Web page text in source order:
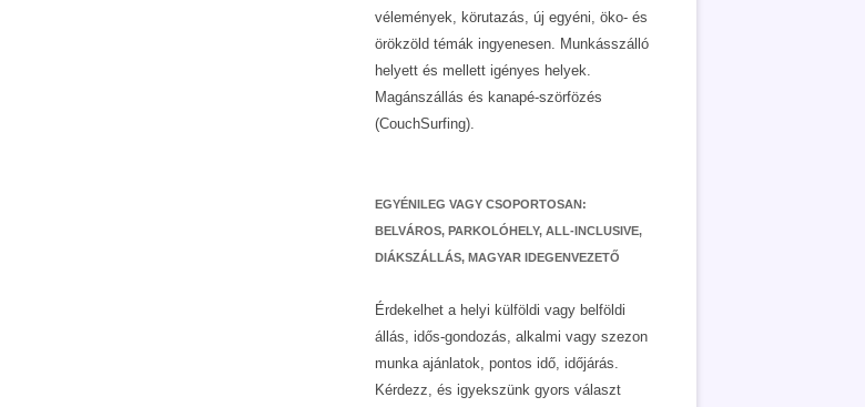
vélemények, körutazás, új egyéni, öko- és
örökzöld témák ingyenesen. Munkásszálló
helyett és mellett igényes helyek.
Magánszállás és kanapé-szörfözés
(CouchSurfing).
EGYÉNILEG VAGY CSOPORTOSAN:
BELVÁROS, PARKOLÓHELY, ALL-INCLUSIVE,
DIÁKSZÁLLÁS, MAGYAR IDEGENVEZETŐ
Érdekelhet a helyi külföldi vagy belföldi
állás, idős-gondozás, alkalmi vagy szezon
munka ajánlatok, pontos idő, időjárás.
Kérdezz, és igyekszünk gyors választ